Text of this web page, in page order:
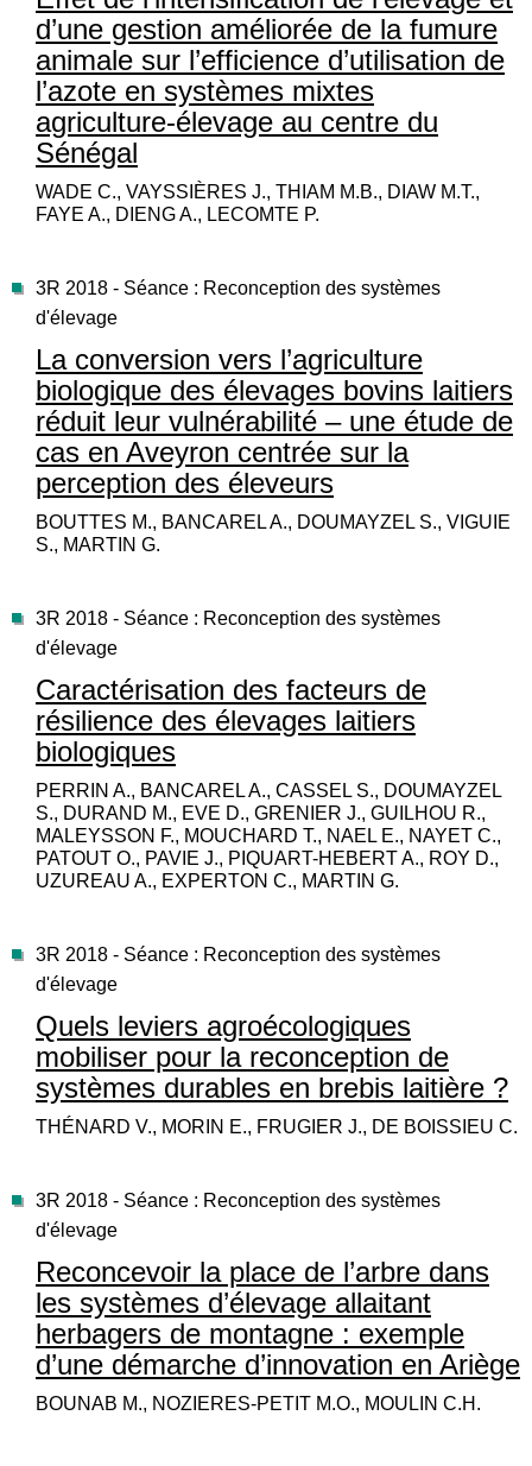
d’une gestion améliorée de la fumure
animale sur l’efficience d’utilisation de
l’azote en systèmes mixtes
agriculture-élevage au centre du
Sénégal
WADE C., VAYSSIÈRES J., THIAM M.B., DIAW M.T.,
FAYE A., DIENG A., LECOMTE P.
3R 2018 - Séance : Reconception des systèmes
d'élevage
La conversion vers l’agriculture
biologique des élevages bovins laitiers
réduit leur vulnérabilité – une étude de
cas en Aveyron centrée sur la
perception des éleveurs
BOUTTES M., BANCAREL A., DOUMAYZEL S., VIGUIE
S., MARTIN G.
3R 2018 - Séance : Reconception des systèmes
d'élevage
Caractérisation des facteurs de
résilience des élevages laitiers
biologiques
PERRIN A., BANCAREL A., CASSEL S., DOUMAYZEL
S., DURAND M., EVE D., GRENIER J., GUILHOU R.,
MALEYSSON F., MOUCHARD T., NAEL E., NAYET C.,
PATOUT O., PAVIE J., PIQUART-HEBERT A., ROY D.,
UZUREAU A., EXPERTON C., MARTIN G.
3R 2018 - Séance : Reconception des systèmes
d'élevage
Quels leviers agroécologiques
mobiliser pour la reconception de
systèmes durables en brebis laitière ?
THÉNARD V., MORIN E., FRUGIER J., DE BOISSIEU C.
3R 2018 - Séance : Reconception des systèmes
d'élevage
Reconcevoir la place de l’arbre dans
les systèmes d’élevage allaitant
herbagers de montagne : exemple
d’une démarche d’innovation en Ariège
BOUNAB M., NOZIERES-PETIT M.O., MOULIN C.H.